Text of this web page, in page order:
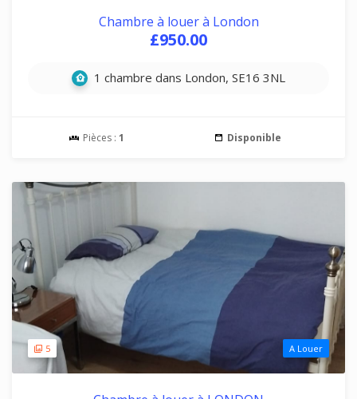
Chambre à louer à London
£950.00
1 chambre dans London, SE16 3NL
Pièces : 1 Disponible
5 A Louer